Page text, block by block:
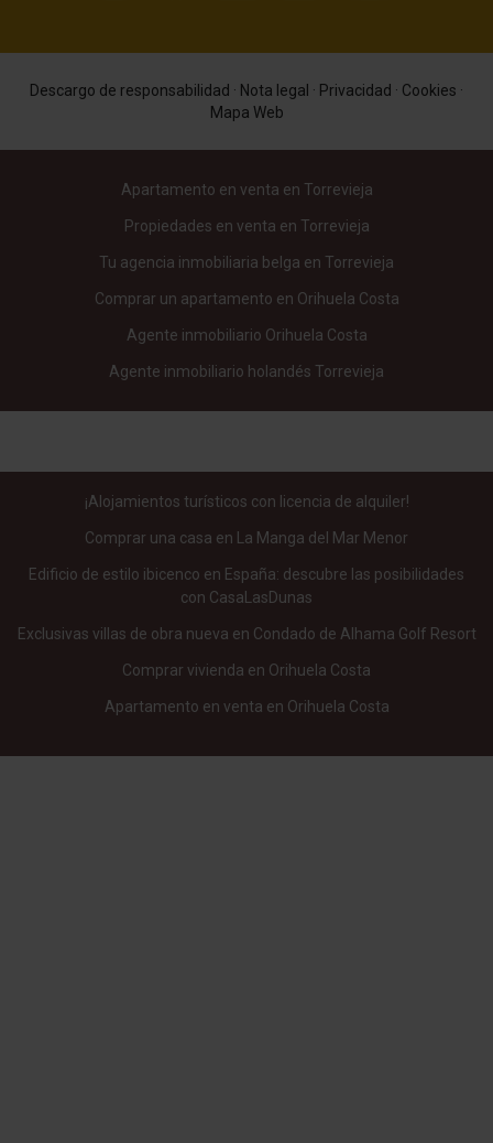
Descargo de responsabilidad · Nota legal · Privacidad · Cookies ·
Mapa Web
Apartamento en venta en Torrevieja
Propiedades en venta en Torrevieja
Tu agencia inmobiliaria belga en Torrevieja
Comprar un apartamento en Orihuela Costa
Agente inmobiliario Orihuela Costa
Agente inmobiliario holandés Torrevieja
¡Alojamientos turísticos con licencia de alquiler!
Comprar una casa en La Manga del Mar Menor
Edificio de estilo ibicenco en España: descubre las posibilidades
con CasaLasDunas
Exclusivas villas de obra nueva en Condado de Alhama Golf Resort
Comprar vivienda en Orihuela Costa
Apartamento en venta en Orihuela Costa